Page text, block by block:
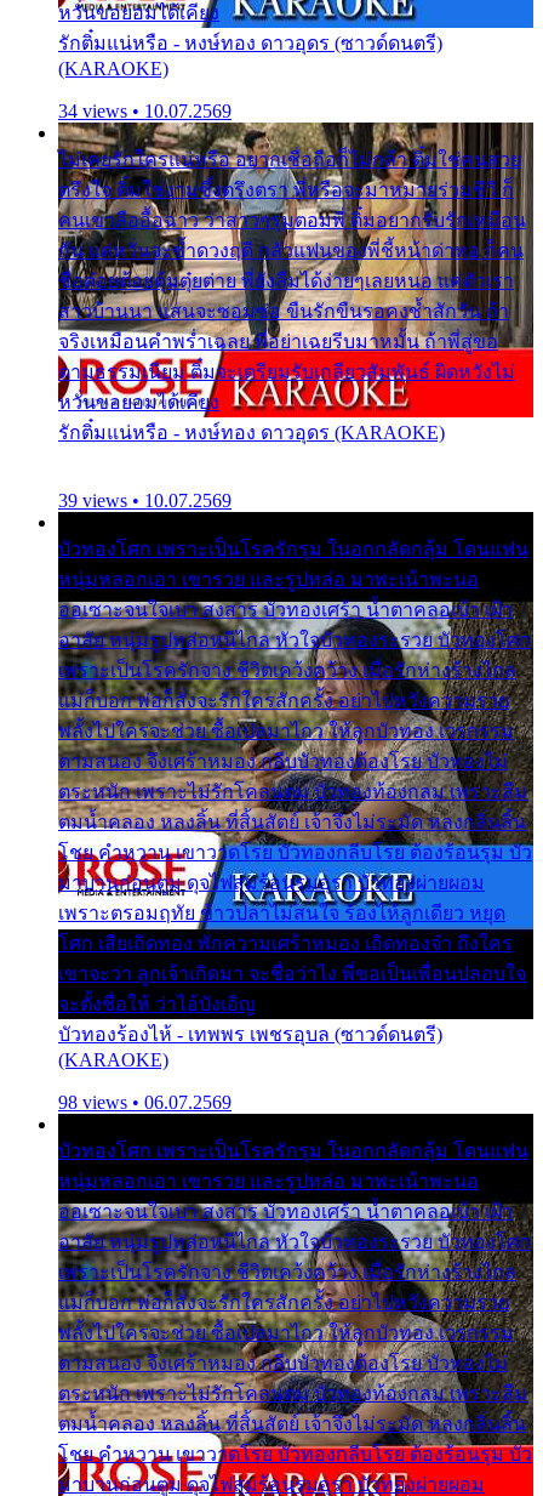
หวั่นขอยอมได้เคียง
รักติ๋มแน่หรือ - หงษ์ทอง ดาวอุดร (ซาวด์ดนตรี)
(KARAOKE)
34 views • 10.07.2569
ไม่เคยรักใครแน่หรือ อยากเชื่อถือก็ไม่กล้า ติ๋มใช่คนสวย
ตรึงใจ ติ๋มใช่งามซึ้งตรึงตรา พี่หรือจะมาหมายร่วมชีวี ก็
คนเขาลืออื้อฉาว ว่าสาวๆรุมตอมพี่ ติ๋มอยากรับรักเหมือน
กัน แต่หวั่นจะช้ำดวงฤดี กลัวแฟนของพี่ชี้หน้าด่าทอ ก็คน
ชื่อต๋อยต้อยตุ้มตุ๋ยต่าย พี่ยังลืมได้ง่ายๆเลยหนอ แค่ตัวเรา
สาวบ้านนา แสนจะซอมซ่อ ขืนรักขืนรอคงช้ำสักวัน ถ้า
จริงเหมือนคำพร่ำเฉลย พี่อย่าเฉยรีบมาหมั้น ถ้าพี่สู่ขอ
ตามธรรมเนียม ติ๋มจะเตรียมรับเกลียวสัมพันธ์ ผิดหวังไม่
หวั่นขอยอมได้เคียง
รักติ๋มแน่หรือ - หงษ์ทอง ดาวอุดร (KARAOKE)
39 views • 10.07.2569
บัวทองโศก เพราะเป็นโรครักรุม ในอกกลัดกลุ้ม โดนแฟน
หนุ่มหลอกเอา เขารวย และรูปหล่อ มาพะเน้าพะนอ
ออเซาะจนใจเบา สงสาร บัวทองเศร้า น้ำตาคลอเบ้า เฝ้า
อาลัย หนุ่มรูปหล่อหนีไกล หัวใจบัวทองระรวย บัวทองโศก
เพราะเป็นโรครักจาง ชีวิตเคว้งคว้าง เมื่อรักห่างร้างไกล
แม่ก็บอก พ่อก็สั่งจะรักใครสักครั้ง อย่าไปหวังความรวย
พลั้งไปใครจะช่วย ซื้อเปลมาไกว ให้ลูกบัวทอง เวรกรรม
ตามสนอง จึงเศร้าหมอง กลีบบัวทองต้องโรย บัวทองไม่
ตระหนัก เพราะไม่รักโคลนตม บัวทองท้องกลม เพราะลืม
ตมน้ำคลอง หลงลิ้น ที่สิ้นสัตย์ เจ้าจึงไม่ระมัด หลงกลิ่นลิ้น
โชย คำหวาน เขาวาดโรย บัวทองกลีบโรย ต้องร้อนรุม บัว
มาบานก่อนตูม ดุจไฟสุมร้อนรุมอุรา บัวทองผ่ายผอม
เพราะตรอมฤทัย ข้าวปลาไม่สนใจ ร้องไห้ลูกเดียว หยุด
โศก เสียเถิดทอง พักความเศร้าหมอง เถิดทองจ๋า ถึงใคร
เขาจะว่า ลูกเจ้าเกิดมา จะชื่อว่าไง พี่ขอเป็นเพื่อนปลอบใจ
จะตั้งชื่อให้ ว่าไอ้บังเอิญ
บัวทองร้องไห้ - เทพพร เพชรอุบล (ซาวด์ดนตรี)
(KARAOKE)
98 views • 06.07.2569
บัวทองโศก เพราะเป็นโรครักรุม ในอกกลัดกลุ้ม โดนแฟน
หนุ่มหลอกเอา เขารวย และรูปหล่อ มาพะเน้าพะนอ
ออเซาะจนใจเบา สงสาร บัวทองเศร้า น้ำตาคลอเบ้า เฝ้า
อาลัย หนุ่มรูปหล่อหนีไกล หัวใจบัวทองระรวย บัวทองโศก
เพราะเป็นโรครักจาง ชีวิตเคว้งคว้าง เมื่อรักห่างร้างไกล
แม่ก็บอก พ่อก็สั่งจะรักใครสักครั้ง อย่าไปหวังความรวย
พลั้งไปใครจะช่วย ซื้อเปลมาไกว ให้ลูกบัวทอง เวรกรรม
ตามสนอง จึงเศร้าหมอง กลีบบัวทองต้องโรย บัวทองไม่
ตระหนัก เพราะไม่รักโคลนตม บัวทองท้องกลม เพราะลืม
ตมน้ำคลอง หลงลิ้น ที่สิ้นสัตย์ เจ้าจึงไม่ระมัด หลงกลิ่นลิ้น
โชย คำหวาน เขาวาดโรย บัวทองกลีบโรย ต้องร้อนรุม บัว
มาบานก่อนตูม ดุจไฟสุมร้อนรุมอุรา บัวทองผ่ายผอม